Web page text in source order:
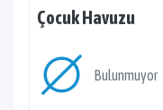
Çocuk Havuzu
Bulunmuyor